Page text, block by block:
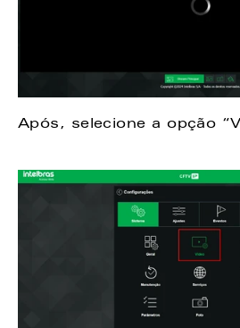
Após, selecione a opção